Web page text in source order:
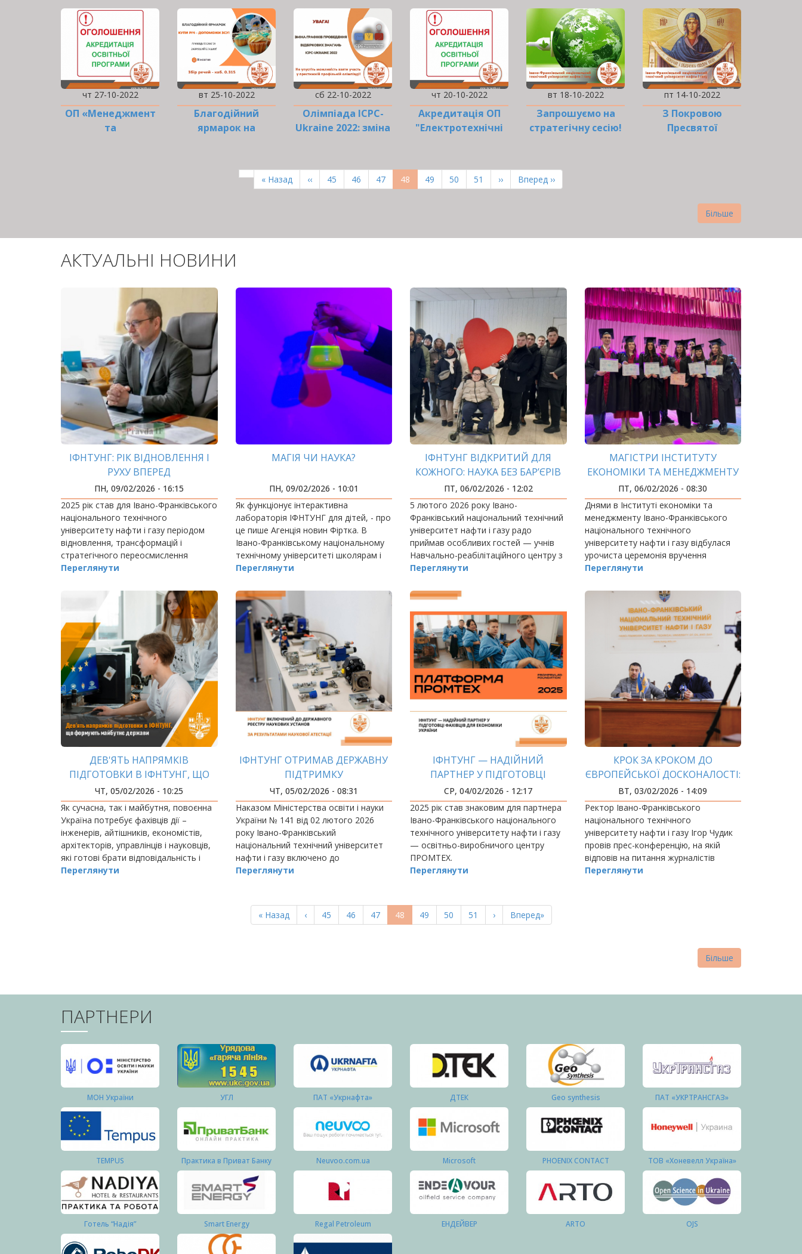
єдності: пише
ІФНТУНГ…
чт 27-10-2022
ОП «Менеджмент
та
вт 25-10-2022
Благодійний
ярмарок на
сб 22-10-2022
Олімпіада ICPC-
Ukraine 2022: зміна
чт 20-10-2022
Акредитація ОП
"Електротехнічні
вт 18-10-2022
Запрошуємо на
стратегічну сесію!
пт 14-10-2022
З Покровою
Пресвятої
Перша
сторінка
« Назад
Попередня
сторінка
‹‹ Page
45 Page
46 Page
47
Поточна
сторінка
48 Page
49 Page
50 Page
51
Наступна
сторінка
››
Остання
сторінка
Вперед ››
Більше
АКТУАЛЬНІ НОВИНИ
ІФНТУНГ: РІК ВІДНОВЛЕННЯ І
РУХУ ВПЕРЕД
ПН, 09/02/2026 - 16:15
2025 рік став для Івано-Франківського
національного технічного
університету нафти і газу періодом
відновлення, трансформацій і
стратегічного переосмислення
розвитку.
Переглянути
МАГІЯ ЧИ НАУКА?
ПН, 09/02/2026 - 10:01
Як функціонує інтерактивна
лабораторія ІФНТУНГ для дітей, - про
це пише Агенція новин Фіртка. В
Івано-Франківському національному
технічному університеті школярам і
студентам показують хімію, фізику та
Переглянути
ІФНТУНГ ВІДКРИТИЙ ДЛЯ
КОЖНОГО: НАУКА БЕЗ БАР’ЄРІВ
ПТ, 06/02/2026 - 12:02
5 лютого 2026 року Івано-
Франківський національний технічний
університет нафти і газу радо
приймав особливих гостей — учнів
Навчально-реабілітаційного центру з
особливими освітніми потребами.
Переглянути
МАГІСТРИ ІНСТИТУТУ
ЕКОНОМІКИ ТА МЕНЕДЖМЕНТУ
СТАРТУЮТЬ У ПРОФЕСІЮ
ПТ, 06/02/2026 - 08:30
Днями в Інституті економіки та
менеджменту Івано-Франківського
національного технічного
університету нафти і газу відбулася
урочиста церемонія вручення
дипломів магістрам.
Переглянути
ДЕВ'ЯТЬ НАПРЯМКІВ
ПІДГОТОВКИ В ІФНТУНГ, ЩО
ФОРМУЮТЬ МАЙБУТНЄ
ДЕРЖАВИ
ЧТ, 05/02/2026 - 10:25
Як сучасна, так і майбутня, повоєнна
Україна потребує фахівців дії –
інженерів, айтішників, економістів,
архітекторів, управлінців і науковців,
які готові брати відповідальність і
будувати нашу країну.
Переглянути
ІФНТУНГ ОТРИМАВ ДЕРЖАВНУ
ПІДТРИМКУ
ЧТ, 05/02/2026 - 08:31
Наказом Міністерства освіти і науки
України № 141 від 02 лютого 2026
року Івано-Франківський
національний технічний університет
нафти і газу включено до
Державного реєстру наукових
Переглянути
ІФНТУНГ — НАДІЙНИЙ
ПАРТНЕР У ПІДГОТОВЦІ
ФАХІВЦІВ ДЛЯ ЕКОНОМІКИ
УКРАЇНИ
СР, 04/02/2026 - 12:17
2025 рік став знаковим для партнера
Івано-Франківського національного
технічного університету нафти і газу
— освітньо-виробничого центру
ПРОМТЕХ.
Переглянути
КРОК ЗА КРОКОМ ДО
ЄВРОПЕЙСЬКОЇ ДОСКОНАЛОСТІ:
ІФНТУНГ У МІЖНАРОДНИХ
РЕЙТИНГАХ 2026
ВТ, 03/02/2026 - 14:09
Ректор Івано-Франківського
національного технічного
університету нафти і газу Ігор Чудик
провів прес-конференцію, на якій
відповів на питання журналістів
стосовно нещодавньо
Переглянути
Перша
сторінка
« Назад
Попередня
сторінка
‹ Page
45 Page
46 Page
47
Поточна
сторінка
48 Page
49 Page
50 Page
51
Наступна
сторінка
›
Остання
сторінка
Вперед»
Більше
ПАРТНЕРИ
МОН України УГЛ ПАТ «Укрнафта» ДТЕК Geo synthesis ПАТ «УКРТРАНСГАЗ»
TEMPUS Практика в Приват Банку Neuvoo.com.ua Microsoft PHOENIX CONTACT ТОВ «Хоневелл Україна»
Готель “Надія” Smart Energy Regal Petroleum ЕНДЕЙВЕР ARTO OJS